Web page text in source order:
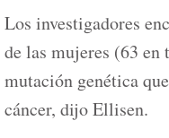
Los investigadores
de las mujeres (63
mutación genética
cáncer, dijo Ellisen.